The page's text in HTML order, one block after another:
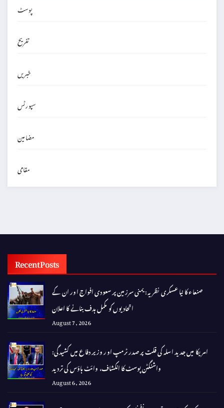
پوسٹ
تفریح
خبریں
سپورٹس
مضامین
مقامی
Recent Posts
صنعاء کا نیا عسکری نظریہ: یمنی سرزمین پر سعودی افواج اور ان کے
اتحادیوں کو مکمل ہدف بنانے کا اعلان
August 7, 2026
امریکا میں جدید اسلہ کی قلت پر صدر ٹرمپ اور وزیر دفاع میں کشیدگی:
واشنگٹن پوسٹ کا انکشاف، وائٹ ہاؤس کی تردید
August 6, 2026